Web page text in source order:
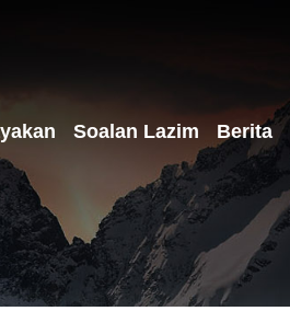
Soalan Lazim Berita